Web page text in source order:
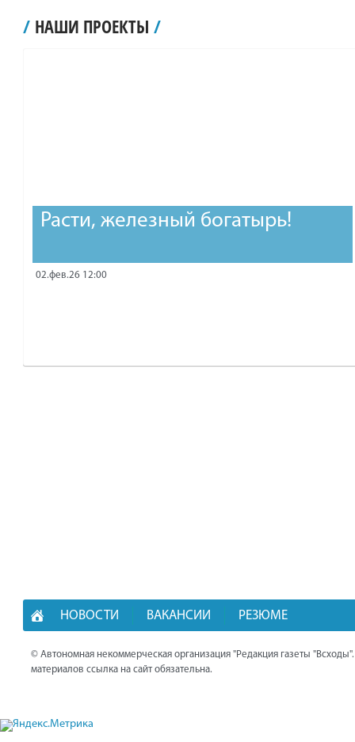
/ НАШИ ПРОЕКТЫ /
Расти, железный богатырь!
02.фев.26 12:00
НОВОСТИ ВАКАНСИИ РЕЗЮМЕ
© Автономная некоммерческая организация "Редакция газеты
материалов ссылка на сайт обязательна.